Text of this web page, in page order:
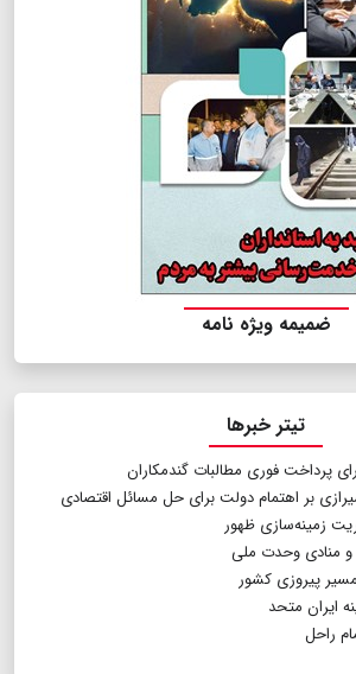
ضمیمه ویژه نامه
تیتر خبرها
پرداخت فوری مطالبات گندمکاران
بر اهتمام دولت برای حل مسائل اقتصادی
زمینه‌سازی ظهور
و منادی وحدت ملی
پیروزی کشور
ایران متحد
راحل